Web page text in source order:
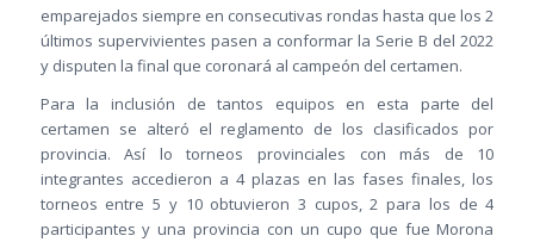
emparejados siempre en consecutivas rondas hasta que los 2
últimos supervivientes pasen a conformar la Serie B del 2022
y disputen la final que coronará al campeón del certamen.
Para la inclusión de tantos equipos en esta parte del
certamen se alteró el reglamento de los clasificados por
provincia. Así lo torneos provinciales con más de 10
integrantes accedieron a 4 plazas en las fases finales, los
torneos entre 5 y 10 obtuvieron 3 cupos, 2 para los de 4
participantes y una provincia con un cupo que fue Morona